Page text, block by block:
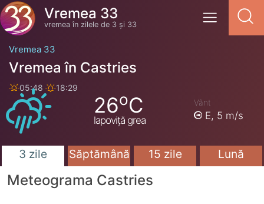
Vremea 33
vremea în zilele de 3 și 33
Vremea 33
Vremea în Castries
05:48 18:29
26oC
lapoviță grea
Vânt
E, 5 m/s
3 zile Săptămână 15 zile Lună
Meteograma Castries